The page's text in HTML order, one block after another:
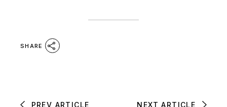
SHARE
PREV ARTICLE NEXT ARTICLE